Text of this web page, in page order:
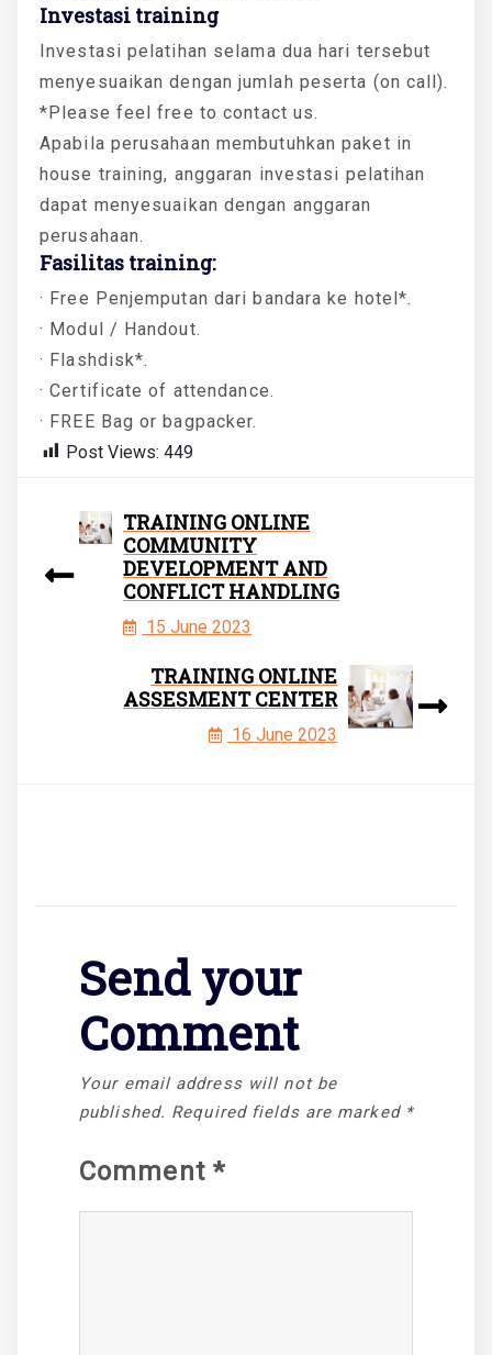
Investasi training
Investasi pelatihan selama dua hari tersebut
menyesuaikan dengan jumlah peserta (on call).
*Please feel free to contact us.
Apabila perusahaan membutuhkan paket in
house training, anggaran investasi pelatihan
dapat menyesuaikan dengan anggaran
perusahaan.
Fasilitas training:
· Free Penjemputan dari bandara ke hotel*.
· Modul / Handout.
· Flashdisk*.
· Certificate of attendance.
· FREE Bag or bagpacker.
Post Views: 449
TRAINING ONLINE
COMMUNITY
DEVELOPMENT AND
CONFLICT HANDLING
15 June 2023
TRAINING ONLINE
ASSESMENT CENTER
16 June 2023
Send your
Comment
Your email address will not be
published. Required fields are marked *
Comment *